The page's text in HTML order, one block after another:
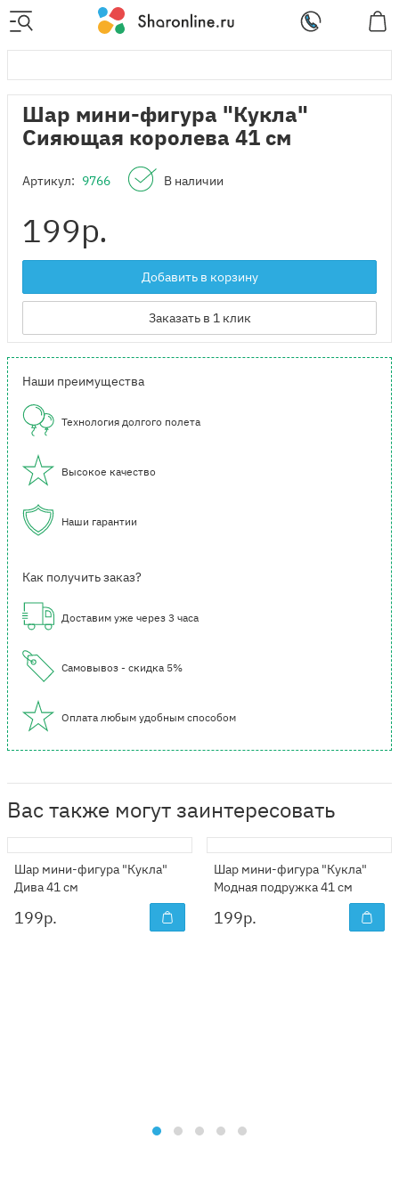
Шар мини-фигура "Кукла"
Сияющая королева 41 см
Артикул: 9766 В наличии
199р.
Добавить в корзину
Заказать в 1 клик
Наши преимущества
Технология долгого полета
Высокое качество
Наши гарантии
Как получить заказ?
Доставим уже через 3 часа
Самовывоз - скидка 5%
Оплата любым удобным способом
Вас также могут заинтересовать
Шар мини-фигура "Кукла"
Дива 41 см
199р.
Шар мини-фигура "Кукла"
Модная подружка 41 см
199р.